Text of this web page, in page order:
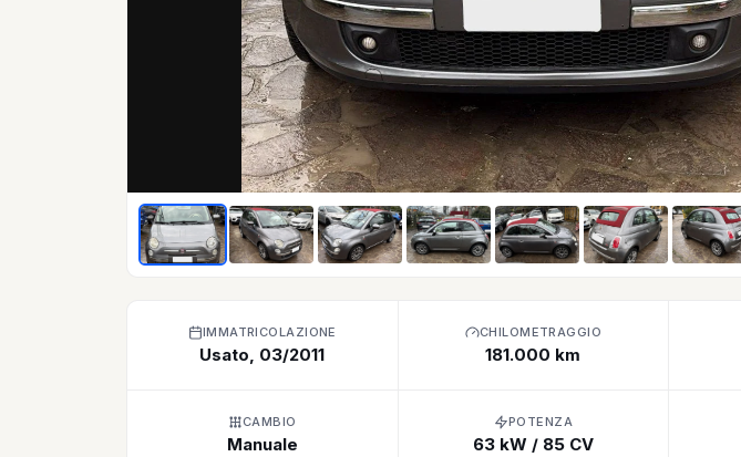
IMMATRICOLAZIONE
Usato, 03/2011
CHILOMETRAGGIO
181.000 km
CAMBIO
Manuale
POTENZA
63 kW / 85 CV